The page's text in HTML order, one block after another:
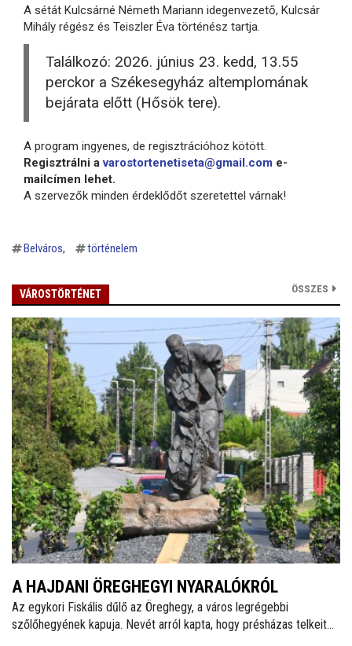
A sétát Kulcsárné Németh Mariann idegenvezető, Kulcsár
Mihály régész és Teiszler Éva történész tartja.
Találkozó: 2026. június 23. kedd, 13.55
perckor a Székesegyház altemplomának
bejárata előtt (Hősök tere).
A program ingyenes, de regisztrációhoz kötött.
Regisztrálni avarostortenetiseta@gmail.com e-
mailcímen lehet.
A szervezők minden érdeklődőt szeretettel várnak!
Belváros történelem
VÁROSTÖRTÉNET ÖSSZES
A HAJDANI ÖREGHEGYI NYARALÓKRÓL
Az egykori Fiskális dűlő az Öreghegy, a város legrégebbi
szőlőhegyének kapuja. Nevét arról kapta, hogy présházas telkeit